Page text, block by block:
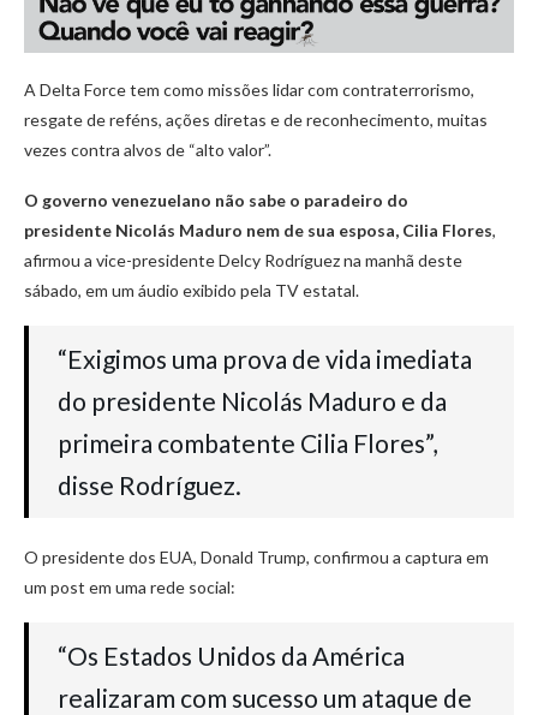
A Delta Force tem como missões lidar com contraterrorismo,
resgate de reféns, ações diretas e de reconhecimento, muitas
vezes contra alvos de “alto valor”.
O governo venezuelano não sabe o paradeiro do
presidente Nicolás Maduro nem de sua esposa, Cilia Flores,
afirmou a vice-presidente Delcy Rodríguez na manhã deste
sábado, em um áudio exibido pela TV estatal.
“Exigimos uma prova de vida imediata
do presidente Nicolás Maduro e da
primeira combatente Cilia Flores”,
disse Rodríguez.
O presidente dos EUA, Donald Trump, confirmou a captura em
um post em uma rede social:
“Os Estados Unidos da América
realizaram com sucesso um ataque de